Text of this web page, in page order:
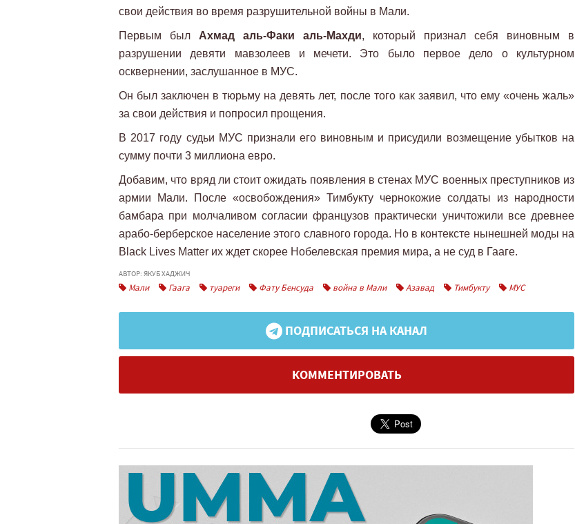
свои действия во время разрушительной войны в Мали.
Первым был Ахмад аль-Факи аль-Махди, который признал себя виновным в
разрушении девяти мавзолеев и мечети. Это было первое дело о культурном
осквернении, заслушанное в МУС.
Он был заключен в тюрьму на девять лет, после того как заявил, что ему «очень жаль»
за свои действия и попросил прощения.
В 2017 году судьи МУС признали его виновным и присудили возмещение убытков на
сумму почти 3 миллиона евро.
Добавим, что вряд ли стоит ожидать появления в стенах МУС военных преступников из
армии Мали. После «освобождения» Тимбукту чернокожие солдаты из народности
бамбара при молчаливом согласии французов практически уничтожили все древнее
арабо-берберское население этого славного города. Но в контексте нынешней моды на
Black Lives Matter их ждет скорее Нобелевская премия мира, а не суд в Гааге.
АВТОР: ЯКУБ ХАДЖИЧ
Мали Гаага туареги Фату Бенсуда война в Мали Азавад Тимбукту МУС
ПОДПИСАТЬСЯ НА КАНАЛ
КОММЕНТИРОВАТЬ